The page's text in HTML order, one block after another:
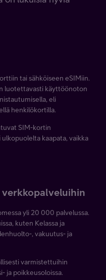
tai sähköiseen eSIMiin.
luotettavasti käyttöönoton
eli
henkilökortilla.
SIM-kortin
kaapata, vaikka
verkkopalveluihin
yli 20 000 palvelussa.
kuten Kelassa ja
, vakuutus- ja
varmistettuihin
ja poikkeusoloissa.